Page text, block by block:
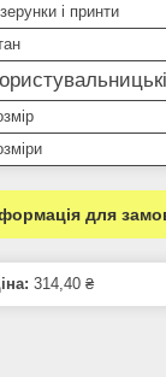
і принти
для
314,40 ₴